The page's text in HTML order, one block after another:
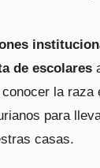
de escolares
la
para
casas.